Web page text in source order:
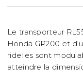
Le transporteur
Honda GP200 et
ridelles sont
atteindre la